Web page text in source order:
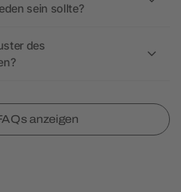
sein sollte?
des
anzeigen